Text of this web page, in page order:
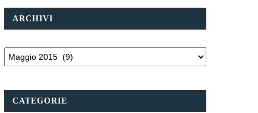
ARCHIVI
CATEGORIE